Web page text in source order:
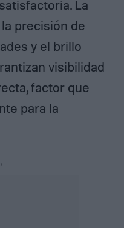
La
precisión de
y el brillo
visibilidad
factor que
para la